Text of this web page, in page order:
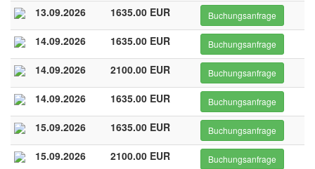
13.09.2026 1635.00 EUR Buchungsanfrage
14.09.2026 1635.00 EUR Buchungsanfrage
14.09.2026 2100.00 EUR Buchungsanfrage
14.09.2026 1635.00 EUR Buchungsanfrage
15.09.2026 1635.00 EUR Buchungsanfrage
15.09.2026 2100.00 EUR Buchungsanfrage